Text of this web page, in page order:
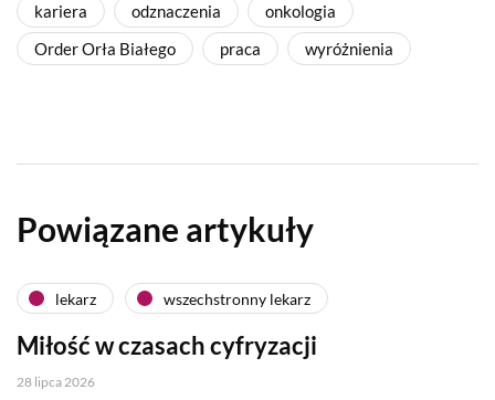
kariera odznaczenia
onkologia
Order Orła Białego
praca wyróżnienia
Powiązane artykuły
lekarz wszechstronny lekarz
Miłość w czasach cyfryzacji
28 lipca 2026